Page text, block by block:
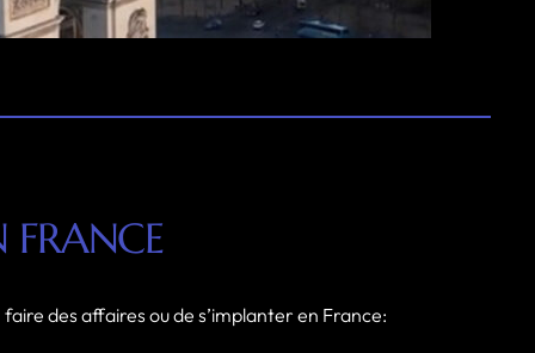
FRANCE
des affaires ou de s’implanter en France: